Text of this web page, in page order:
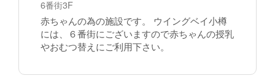
6番街3F
赤ちゃんの為の施設です。 ウイングベイ小樽
には、６番街にございますので赤ちゃんの授乳
やおむつ替えにご利用下さい。